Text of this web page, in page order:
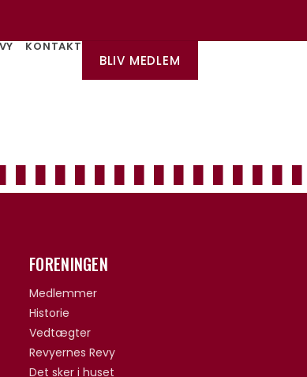
KONTAKT
BLIV MEDLEM
FORENINGEN
Medlemmer
Historie
Vedtægter
Revyernes Revy
Det sker i huset